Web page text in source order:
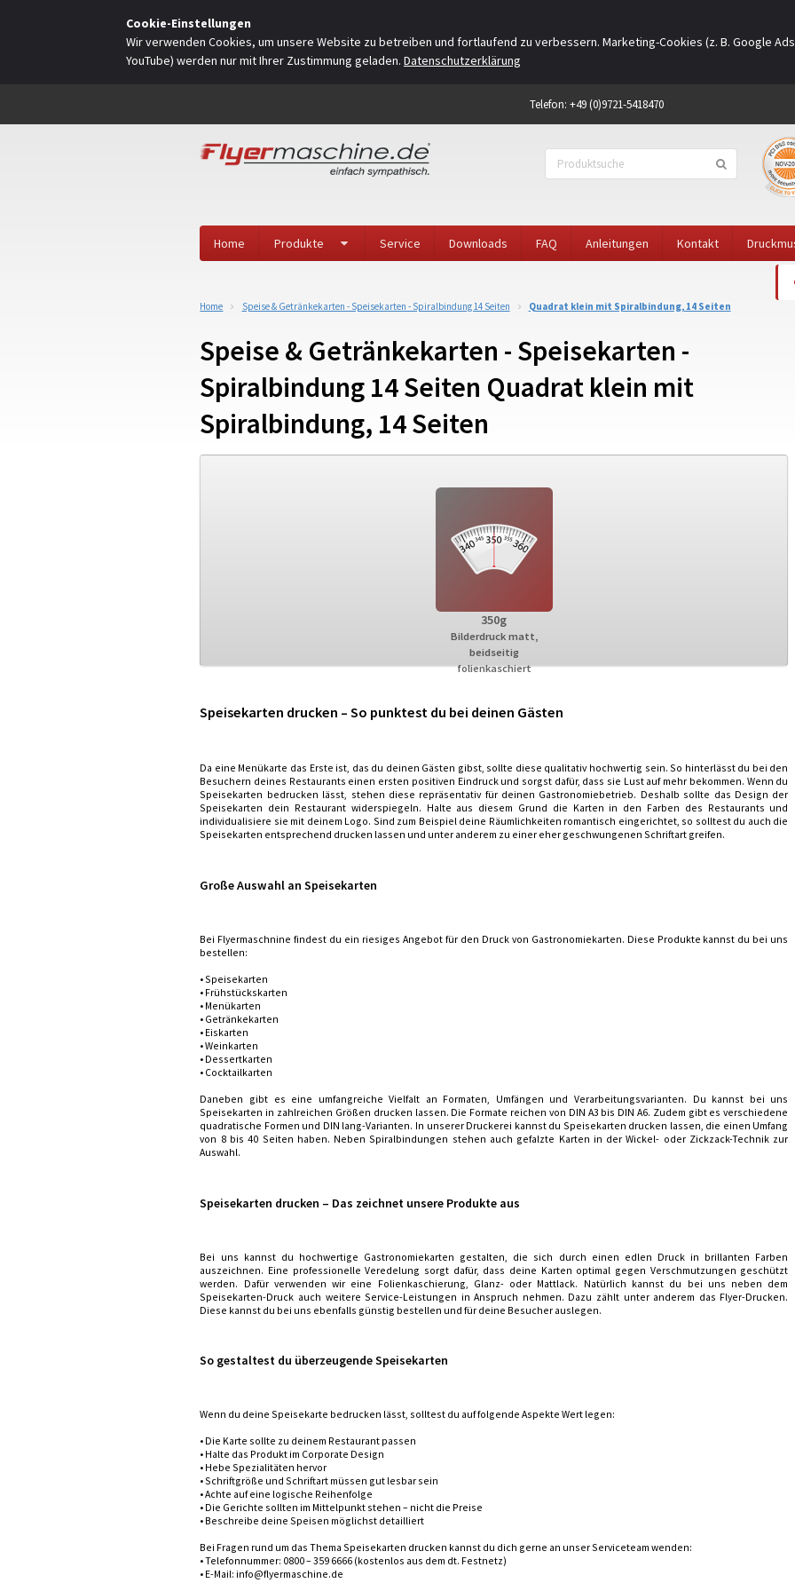
Cookie-Einstellungen
Wir verwenden Cookies, um unsere Website zu betreiben und fortlaufend zu verbessern. Marketing-Cookies (z. B. Google
YouTube) werden nur mit Ihrer Zustimmung geladen. Datenschutzerklärung
Telefon: +49 (0)9721-5418470
Home Produkte Service Downloads FAQ Anleitungen Kontakt
Home Speise & Getränkekarten - Speisekarten - Spiralbindung 14 Seiten Quadrat klein mit Spiralbindung, 14 Seiten
Speise & Getränkekarten - Speisekarten -
Spiralbindung 14 Seiten Quadrat klein mit
Spiralbindung, 14 Seiten
350g
Bilderdruck matt,
beidseitig
folienkaschiert
Speisekarten drucken – So punktest du bei deinen Gästen
Da eine Menükarte das Erste ist, das du deinen Gästen gibst, sollte diese qualitativ hochwertig sein. So hinterlässt du bei den
Besuchern deines Restaurants einen ersten positiven Eindruck und sorgst dafür, dass sie Lust auf mehr bekommen. Wenn du
Speisekarten bedrucken lässt, stehen diese repräsentativ für deinen Gastronomiebetrieb. Deshalb sollte das Design der
Speisekarten dein Restaurant widerspiegeln. Halte aus diesem Grund die Karten in den Farben des Restaurants und
individualisiere sie mit deinem Logo. Sind zum Beispiel deine Räumlichkeiten romantisch eingerichtet, so solltest du auch die
Speisekarten entsprechend drucken lassen und unter anderem zu einer eher geschwungenen Schriftart greifen.
Große Auswahl an Speisekarten
Bei Flyermaschnine findest du ein riesiges Angebot für den Druck von Gastronomiekarten. Diese Produkte kannst du bei uns
bestellen:
• Speisekarten
• Frühstückskarten
• Menükarten
• Getränkekarten
• Eiskarten
• Weinkarten
• Dessertkarten
• Cocktailkarten
Daneben gibt es eine umfangreiche Vielfalt an Formaten, Umfängen und Verarbeitungsvarianten. Du kannst bei uns
Speisekarten in zahlreichen Größen drucken lassen. Die Formate reichen von DIN A3 bis DIN A6. Zudem gibt es verschiedene
quadratische Formen und DIN lang-Varianten. In unserer Druckerei kannst du Speisekarten drucken lassen, die einen Umfang
von 8 bis 40 Seiten haben. Neben Spiralbindungen stehen auch gefalzte Karten in der Wickel- oder Zickzack-Technik zur
Auswahl.
Speisekarten drucken – Das zeichnet unsere Produkte aus
Bei uns kannst du hochwertige Gastronomiekarten gestalten, die sich durch einen edlen Druck in brillanten Farben
auszeichnen. Eine professionelle Veredelung sorgt dafür, dass deine Karten optimal gegen Verschmutzungen geschützt
werden. Dafür verwenden wir eine Folienkaschierung, Glanz- oder Mattlack. Natürlich kannst du bei uns neben dem
Speisekarten-Druck auch weitere Service-Leistungen in Anspruch nehmen. Dazu zählt unter anderem das Flyer-Drucken.
Diese kannst du bei uns ebenfalls günstig bestellen und für deine Besucher auslegen.
So gestaltest du überzeugende Speisekarten
Wenn du deine Speisekarte bedrucken lässt, solltest du auf folgende Aspekte Wert legen:
• Die Karte sollte zu deinem Restaurant passen
• Halte das Produkt im Corporate Design
• Hebe Spezialitäten hervor
• Schriftgröße und Schriftart müssen gut lesbar sein
• Achte auf eine logische Reihenfolge
• Die Gerichte sollten im Mittelpunkt stehen – nicht die Preise
• Beschreibe deine Speisen möglichst detailliert
Bei Fragen rund um das Thema Speisekarten drucken kannst du dich gerne an unser Serviceteam wenden:
• Telefonnummer: 0800 – 359 6666 (kostenlos aus dem dt. Festnetz)
• E-Mail: info@flyermaschine.de